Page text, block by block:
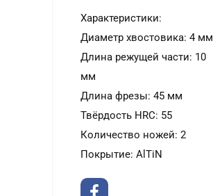
Характеристики:
Диаметр хвостовика: 4 мм
Длина режущей части: 10
мм
Длина фрезы: 45 мм
Твёрдость HRC: 55
Количество ножей: 2
Покрытие: AlTiN